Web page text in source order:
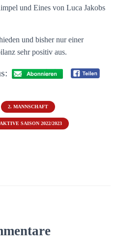
und Eines von Luca Jakobs
und bisher nur einer
sehr positiv aus.
2. MANNSCHAFT
AKTIVE SAISON 2022/2023